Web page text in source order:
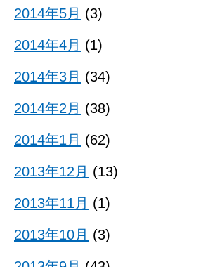
2014年5月 (3)
2014年4月 (1)
2014年3月 (34)
2014年2月 (38)
2014年1月 (62)
2013年12月 (13)
2013年11月 (1)
2013年10月 (3)